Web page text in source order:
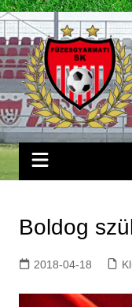
Skip
to
content
Boldog
2018-04-18